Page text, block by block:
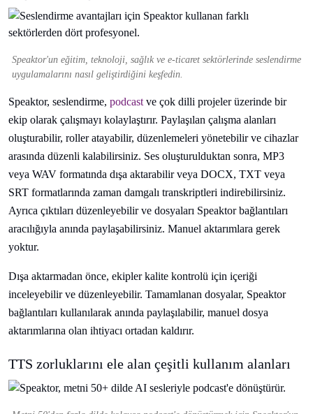
Speaktor'un eğitim, teknoloji, sağlık ve e-ticaret sektörlerinde seslendirme
uygulamalarını nasıl geliştirdiğini keşfedin.
Speaktor, seslendirme, podcast ve çok dilli projeler üzerinde bir
ekip olarak çalışmayı kolaylaştırır. Paylaşılan çalışma alanları
oluşturabilir, roller atayabilir, düzenlemeleri yönetebilir ve cihazlar
arasında düzenli kalabilirsiniz. Ses oluşturulduktan sonra, MP3
veya WAV formatında dışa aktarabilir veya DOCX, TXT veya
SRT formatlarında zaman damgalı transkriptleri indirebilirsiniz.
Ayrıca çıktıları düzenleyebilir ve dosyaları Speaktor bağlantıları
aracılığıyla anında paylaşabilirsiniz. Manuel aktarımlara gerek
yoktur.
Dışa aktarmadan önce, ekipler kalite kontrolü için içeriği
inceleyebilir ve düzenleyebilir. Tamamlanan dosyalar, Speaktor
bağlantıları kullanılarak anında paylaşılabilir, manuel dosya
aktarımlarına olan ihtiyacı ortadan kaldırır.
TTS zorluklarını ele alan çeşitli kullanım alanları